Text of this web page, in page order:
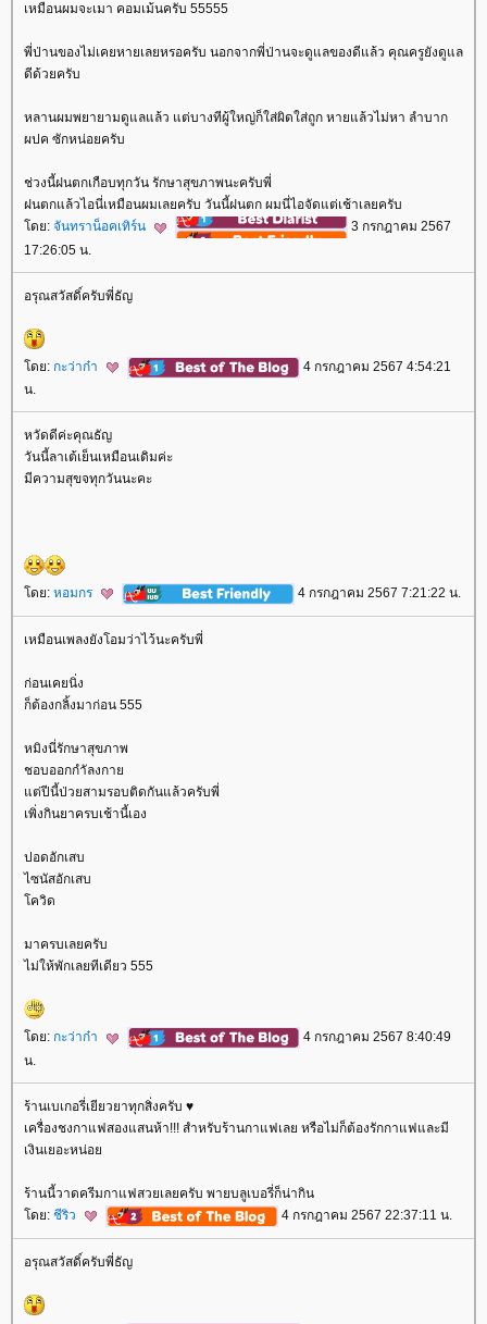
เหมือนผมจะเมา คอมเม้นครับ 55555
พี่ป่านของไม่เคยหายเลยหรอครับ นอกจากพี่ป่านจะดูแลของดีแล้ว คุณครูยังดูแล
ดีด้วยครับ
หลานผมพยายามดูแลแล้ว แต่บางทีผู้ใหญ่ก็ใส่ผิดใส่ถูก หายแล้วไม่หา ลำบาก
ผปค ซักหน่อยครับ
ช่วงนี้ฝนตกเกือบทุกวัน รักษาสุขภาพนะครับพี่
ฝนตกแล้วไอนี่เหมือนผมเลยครับ วันนี้ฝนตก ผมนี่ไอจัดแต่เช้าเลยครับ
ดย: จันทราน็อคเทิร์น
3 กรกฎาคม 2567
17:26:05 น.
อรุณสวัสดิ์ครับพี่ธัญ
ดย: กะว่าก๋า
4 กรกฎาคม 2567 4:54:21
น.
หวัดดีค่ะคุณธัญ
วันนี้ลาเต้เย็นเหมือนเดิมค่ะ
มีความสุขจทุกวันนะคะ
ดย: หอมกร 4 กรกฎาคม 2567 7:21:22 น.
เหมือนเพลงยังโอมว่าไว้นะครับพี่
ก่อนเคยนิ่ง
ก็ต้องกลิ้งมาก่อน 555
หมิงนี่รักษาสุขภาพ
ชอบออกกำัลงกา
ต่ปีนี้ป่วยสามรอบติดกันแล้วครับพี่
เพิ่งกินยาครบเช้านี้เอง
ปอดอักเสบ
ไซนัสอักเสบ
ควิด
มาครบเลยครับ
ไม่ให้พักเลยทีเดียว 555
ดย: กะว่าก๋า
4 กรกฎาคม 2567 8:40:49
น.
ร้านเบเกอรี่เยียวยาทุกสิ่งครับ ♥
เครื่องชงกาแฟสองแสนห้า!!! สำหรับร้านกาแฟเลย หรือไม่ก็ต้องรักกาแฟและมี
เงินเยอะหน่อ
ร้านนี้วาดครีมกาแฟสวยเลยครับ พายบลูเบอรี่ก็น่ากิน
ดย: ชีริว 4 กรกฎาคม 2567 22:37:11 น.
อรุณสวัสดิ์ครับพี่ธัญ